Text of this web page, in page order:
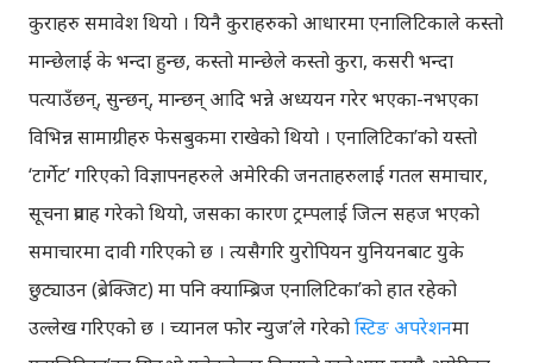
कुराहरु समावेश थियो । यिनै कुराहरुको आधारमा एनालिटिकाले कस्तो
मान्छेलाई के भन्दा हुन्छ, कस्तो मान्छेले कस्तो कुरा, कसरी भन्दा
पत्याउँछन्, सुन्छन्, मान्छन् आदि भन्ने अध्ययन गरेर भएका-नभएका
विभिन्न सामाग्रीहरु फेसबुकमा राखेको थियो । एनालिटिका’को यस्तो
‘टार्गेट’ गरिएको विज्ञापनहरुले अमेरिकी जनताहरुलाई गतल समाचार,
सूचना प्रवाह गरेको थियो, जसका कारण ट्रम्पलाई जित्न सहज भएको
समाचारमा दावी गरिएको छ । त्यसैगरि युरोपियन युनियनबाट युके
छुट्याउन (ब्रेक्जिट) मा पनि क्याम्ब्रिज एनालिटिका’को हात रहेको
उल्लेख गरिएको छ । च्यानल फोर न्युज’ले गरेकोस्टिङ अपरेशनमा